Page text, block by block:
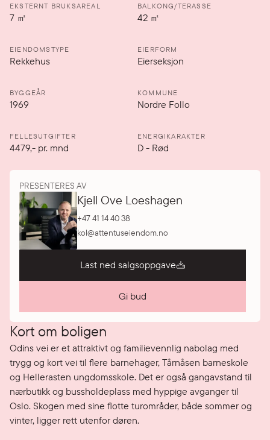
EKSTERNT BRUKSAREAL
7 ㎡
BALKONG/TERASSE
42 ㎡
EIENDOMSTYPE
Rekkehus
EIERFORM
Eierseksjon
BYGGEÅR
1969
KOMMUNE
Nordre Follo
FELLESUTGIFTER
4479,- pr. mnd
ENERGIKARAKTER
D- Rød
PRESENTERES AV
Kjell Ove Loeshagen
+47 41 14 40 38
kol@attentuseiendom.no
Last ned salgsoppgave
Gi bud
Kort om boligen
Odins vei er et attraktivt og familievennlig nabolag med
trygg og kort vei til flere barnehager, Tårnåsen barneskole
og Hellerasten ungdomsskole. Det er også gangavstand til
nærbutikk og bussholdeplass med hyppige avganger til
Oslo. Skogen med sine flotte turområder, både sommer og
vinter, ligger rett utenfor døren.